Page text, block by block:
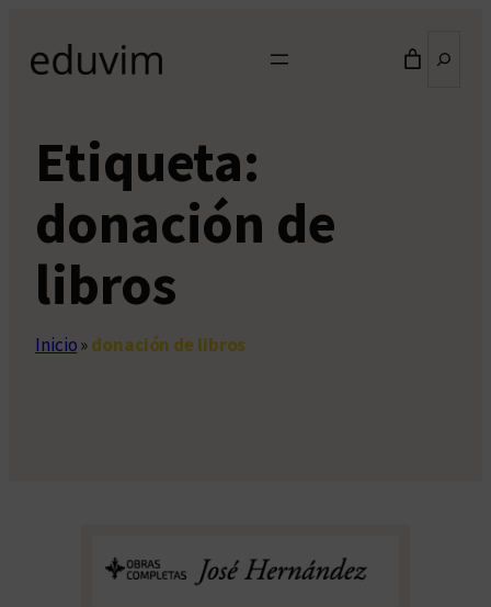
contenido
Etiqueta:
donación de
libros
Inicio»donación de libros